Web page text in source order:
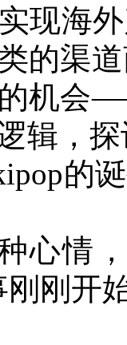
现海
的渠
机会
辑，
的
心情
刚刚开